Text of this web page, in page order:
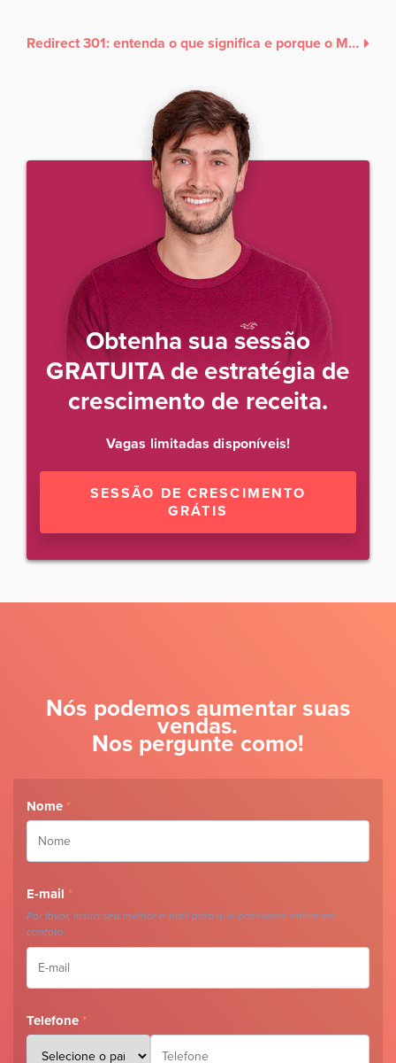
Redirect 301: entenda o que significa e porque o Marketing precisa dele
Obtenha sua sessão
GRATUITA de estratégia de
crescimento de receita.
Vagas limitadas disponíveis!
SESSÃO DE CRESCIMENTO
GRÁTIS
Nós podemos aumentar suas
vendas.
Nos pergunte como!
Nome *
E-mail *
Por favor, insira seu melhor e-mail para que possamos entrar em
contato.
Telefone *